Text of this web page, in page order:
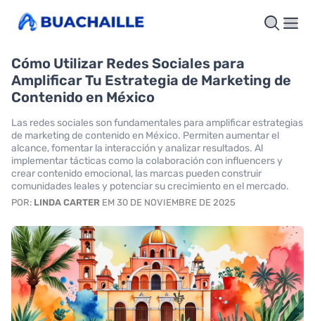
Cómo Utilizar Redes Sociales para
Amplificar Tu Estrategia de Marketing de
Contenido en México
Las redes sociales son fundamentales para amplificar estrategias
de marketing de contenido en México. Permiten aumentar el
alcance, fomentar la interacción y analizar resultados. Al
implementar tácticas como la colaboración con influencers y
crear contenido emocional, las marcas pueden construir
comunidades leales y potenciar su crecimiento en el mercado.
POR: LINDA CARTER EM 30 DE NOVIEMBRE DE 2025